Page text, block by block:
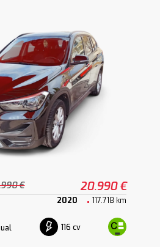
€ 20.990 €
2020 117.718 km
116 cv